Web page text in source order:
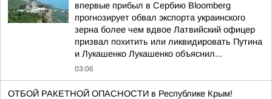
впервые прибыл в Сербию Bloomberg
прогнозирует обвал экспорта украинского
зерна более чем вдвое Латвийский офицер
призвал похитить или ликвидировать Путина
и Лукашенко Лукашенко объяснил...
03:06
ОТБОЙ РАКЕТНОЙ ОПАСНОСТИ в Республике Крым!